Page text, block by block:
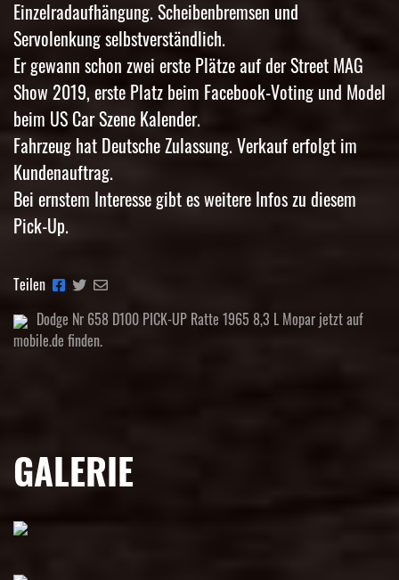
Einzelradaufhängung. Scheibenbremsen und
Servolenkung selbstverständlich.
Er gewann schon zwei erste Plätze auf der Street MAG
Show 2019, erste Platz beim Facebook-Voting und Model
beim US Car Szene Kalender.
Fahrzeug hat Deutsche Zulassung. Verkauf erfolgt im
Kundenauftrag.
Bei ernstem Interesse gibt es weitere Infos zu diesem
Pick-Up.
Teilen
Dodge Nr 658 D100 PICK-UP Ratte 1965 8,3 L Mopar jetzt auf
mobile.de finden.
GALERIE